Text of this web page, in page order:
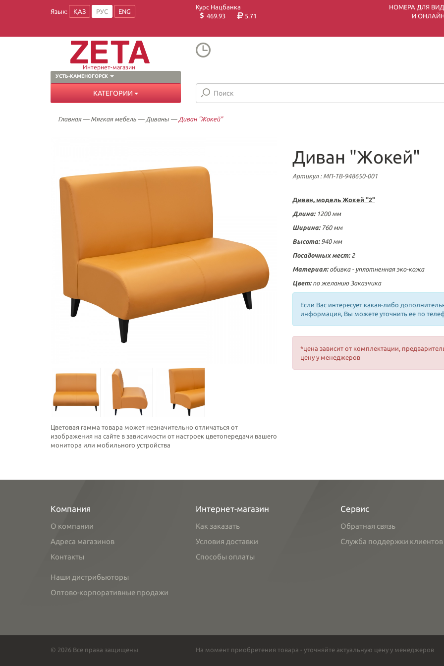
Язык: ҚАЗ РУС ENG
Курс Нацбанка
469.93
5.71
НОМЕРА ДЛЯ
И
УСТЬ-КАМЕНОГОРСК
Интернет-магазин
КАТЕГОРИИ
Главная— Мягкая мебель — Диваны — Диван "Жокей"
Цветовая гамма товара может незначительно отличаться от
изображения на сайте в зависимости от настроек цветопередачи вашего
монитора или мобильного устройства
Диван "Жокей"
Артикул: МП-ТВ-948650-001
Диван, модель Жокей "2"
Длина:1200 мм
Ширина:760 мм
Высота: 940 мм
Посадочных мест:2
Материал: обивка - уплотненная эко-кожа
Цвет: по желанию Заказчика
Если Вас интересует какая-либо
информация, Вы можете уточнить ее по
*цена зависит от комплектации,
цену у менеджеров
Компания
О компании
Адреса магазинов
Контакты
Наши дистрибьюторы
Оптово-корпоративные продажи
Интернет-магазин
Как заказать
Условия доставки
Способы оплаты
Сервис
Обратная связь
Служба поддержки клиентов
© 2026 Все права защищены На момент приобретения товара - уточняйте актуальную цену у менеджеров